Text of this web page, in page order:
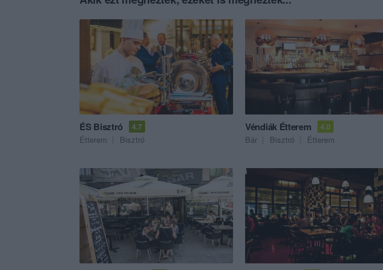
ÉS Bisztró 4.7
Étterem Bisztró
Véndiák Étterem 4.0
Bár Bisztró Étterem